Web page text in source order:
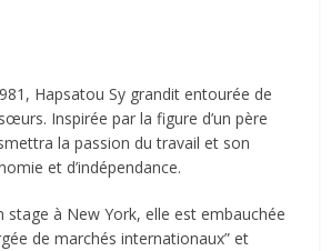
Hapsatou Sy grandit entourée de
Inspirée par la figure d’un père
la passion du travail et son
et d’indépendance.
stage à New York, elle est embauchée
de marchés internationaux” et